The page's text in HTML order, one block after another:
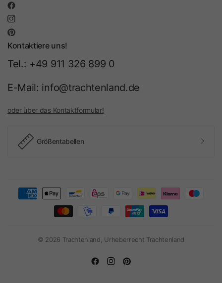
Kontaktiere uns!
Tel.: +49 911 326 899 0
E-Mail: info@trachtenland.de
oder über das Kontaktformular!
Größentabellen
© 2026 Trachtenland, Urheberrecht Trachtenland